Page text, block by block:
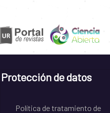
Protección de datos
Política de tratamiento de